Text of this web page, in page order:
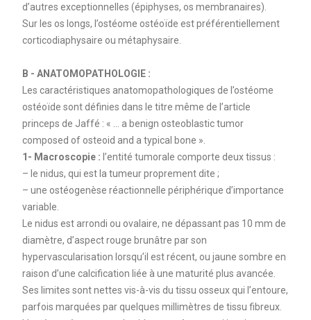
d’autres exceptionnelles (épiphyses, os membranaires).
Sur les os longs, l’ostéome ostéoïde est préférentiellement
corticodiaphysaire ou métaphysaire.
B - ANATOMOPATHOLOGIE :
Les caractéristiques anatomopathologiques de l’ostéome
ostéoïde sont définies dans le titre même de l’article
princeps de Jaffé : « ... a benign osteoblastic tumor
composed of osteoid and a typical bone ».
1- Macroscopie : l’entité tumorale comporte deux tissus :
– le nidus, qui est la tumeur proprement dite ;
– une ostéogenèse réactionnelle périphérique d’importance
variable.
Le nidus est arrondi ou ovalaire, ne dépassant pas 10 mm de
diamètre, d’aspect rouge brunâtre par son
hypervascularisation lorsqu’il est récent, ou jaune sombre en
raison d’une calcification liée à une maturité plus avancée.
Ses limites sont nettes vis-à-vis du tissu osseux qui l’entoure,
parfois marquées par quelques millimètres de tissu fibreux.